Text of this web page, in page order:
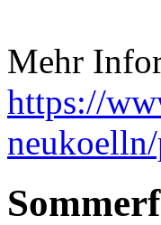
Mehr
https://